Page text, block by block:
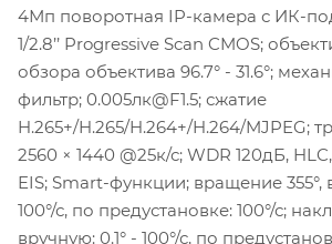
4Мп поворотная IP-камера с ИК-
1/2.8’’ Progressive Scan CMOS;
обзора объектива 96.7° - 31.6°;
фильтр; 0.005лк@F1.5; сжатие
H.265+/H.265/H.264+/H.264/MJPEG;
2560 × 1440 @25к/с; WDR 120дБ,
EIS; Smart-функции; вращение 355°,
100°/с, по предустановке: 100°/с;
вручную: 0.1° - 100°/с, по